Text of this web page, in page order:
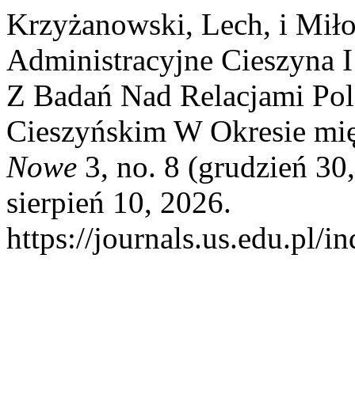
Krzyżanowski, Lech, i
Administracyjne
Z Badań Nad Relacjami
Cieszyńskim W Okresie
Nowe 3, no. 8 (grudzień
sierpień 10, 2026.
https://journals.us.edu.pl/